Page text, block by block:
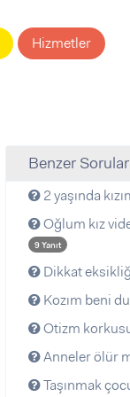
Hizmetler
Benzer Sorular
2 yaşında
Oğlum kız
9 Yanıt
Dikkat
Kozım beni
Otizm
Anneler ölür
Taşınmak